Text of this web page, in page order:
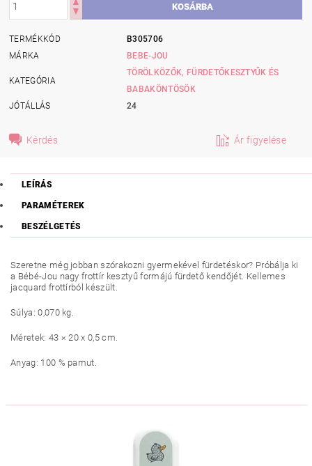
TERMÉKKÓD
B305706
MÁRKA
BEBE-JOU
KATEGÓRIA
TÖRÖLKÖZŐK, FÜRDETŐKESZTYŰK ÉS
BABAKÖNTÖSÖK
JÓTÁLLÁS
24
Kérdés Ár figyelése
LEÍRÁS
PARAMÉTEREK
BESZÉLGETÉS
Szeretne még jobban szórakozni gyermekével fürdetéskor? Próbálja ki
a Bébé-Jou nagy frottír kesztyű formájú fürdető kendőjét. Kellemes
jacquard frottírból készült.
Súlya: 0,070 kg.
Méretek: 43 × 20 x 0,5 cm.
Anyag: 100 % pamut.